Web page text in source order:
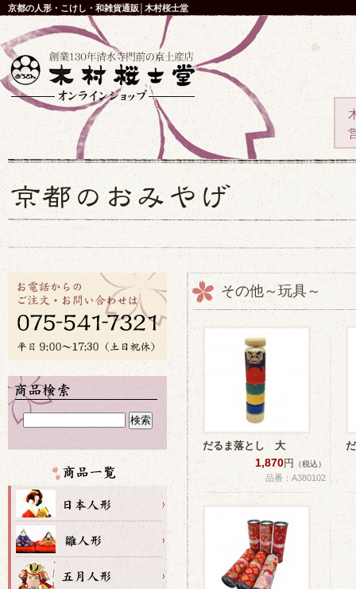
京都の人形・こけし・和雑貨通販│木村桜士堂
その他～玩具～
だるま落とし 大
1,870円 （税込）
品番：A380102